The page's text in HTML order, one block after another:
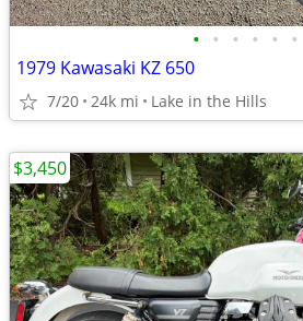
• • • • • •
1979 Kawasaki KZ 650
7/20 24k mi Lake in the Hills
$3,450